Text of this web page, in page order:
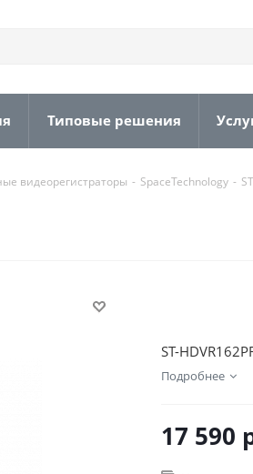
Типовые решения
видеорегистраторы - SpaceTechnology -
ST-
Подробнее
17 590